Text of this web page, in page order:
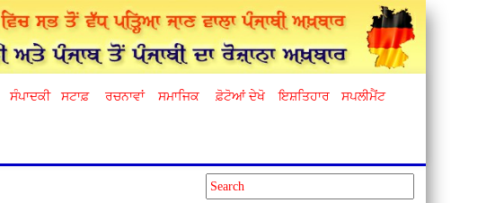
ਸੰਪਾਦਕੀ ਸਟਾਫ਼ ਰਚਨਾਵਾਂ ਸਮਾਜਿਕ ਫ਼ੋਟੋਆਂ ਦੇਖੋ ਇਸ਼ਤਿਹਾਰ ਸਪਲੀਮੈਂਟ